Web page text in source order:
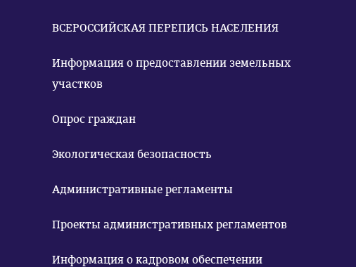
ВСЕРОССИЙСКАЯ ПЕРЕПИСЬ НАСЕЛЕНИЯ
Информация о предоставлении земельных
участков
Опрос граждан
Экологическая безопасность
Административные регламенты
Проекты административных регламентов
Информация о кадровом обеспечении